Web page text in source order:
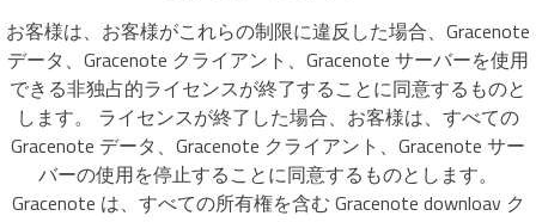
お客様は、お客様がこれらの制限に違反した場合、Gracenote
データ、Gracenote クライアント、Gracenote サーバーを使用
できる非独占的ライセンスが終了することに同意するものと
します。 ライセンスが終了した場合、お客様は、すべての
Gracenote データ、Gracenote クライアント、Gracenote サー
バーの使用を停止することに同意するものとします。
Gracenote は、すべての所有権を含む Gracenote downloav ク